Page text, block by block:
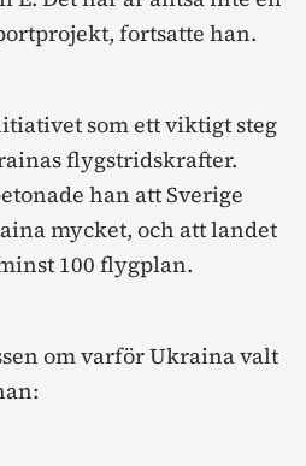
fortsatte han.
som ett viktigt steg
flygstridskrafter.
han att Sverige
mycket, och att landet
100 flygplan.
om varför Ukraina valt